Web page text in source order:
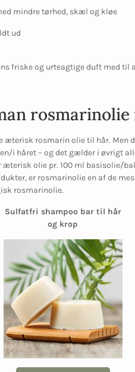
mindre tørhed, skæl og kløe
ud
friske og urteagtige duft med
æterisk rosmarin olie til hår.
i håret – og det gælder i øvrigt
æterisk olie pr. 100 ml basisolie/
er rosmarinolie en af de
rosmarinolie.
Sulfatfri shampoo bar til hår
og krop